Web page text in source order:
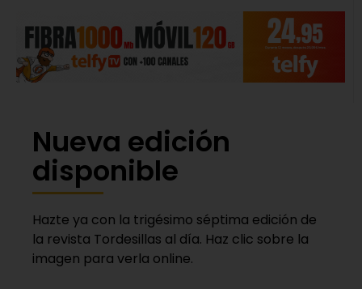
Nueva edición
disponible
Hazte ya con la trigésimo séptima edición de
la revista Tordesillas al día. Haz clic sobre la
imagen para verla online.